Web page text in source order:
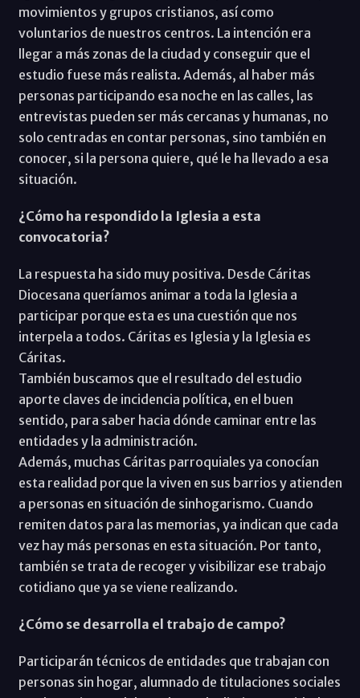
movimientos y grupos cristianos, así como
voluntarios de nuestros centros. La intención era
llegar a más zonas de la ciudad y conseguir que el
estudio fuese más realista. Además, al haber más
personas participando esa noche en las calles, las
entrevistas pueden ser más cercanas y humanas, no
solo centradas en contar personas, sino también en
conocer, si la persona quiere, qué le ha llevado a esa
situación.
¿Cómo ha respondido la Iglesia a esta
convocatoria?
La respuesta ha sido muy positiva. Desde Cáritas
Diocesana queríamos animar a toda la Iglesia a
participar porque esta es una cuestión que nos
interpela a todos. Cáritas es Iglesia y la Iglesia es
Cáritas.
También buscamos que el resultado del estudio
aporte claves de incidencia política, en el buen
sentido, para saber hacia dónde caminar entre las
entidades y la administración.
Además, muchas Cáritas parroquiales ya conocían
esta realidad porque la viven en sus barrios y atienden
a personas en situación de sinhogarismo. Cuando
remiten datos para las memorias, ya indican que cada
vez hay más personas en esta situación. Por tanto,
también se trata de recoger y visibilizar ese trabajo
cotidiano que ya se viene realizando.
¿Cómo se desarrolla el trabajo de campo?
Participarán técnicos de entidades que trabajan con
personas sin hogar, alumnado de titulaciones sociales